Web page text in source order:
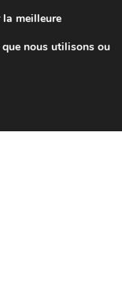
7 EUR
h à 16 h
meilleure
nous utilisons ou